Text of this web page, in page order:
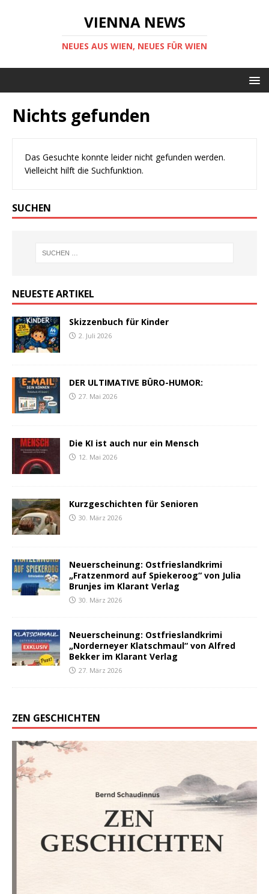
VIENNA NEWS
NEUES AUS WIEN, NEUES FÜR WIEN
Nichts gefunden
Das Gesuchte konnte leider nicht gefunden werden.
Vielleicht hilft die Suchfunktion.
SUCHEN
NEUESTE ARTIKEL
Skizzenbuch für Kinder
2. Juli 2026
DER ULTIMATIVE BÜRO-HUMOR:
27. Mai 2026
Die KI ist auch nur ein Mensch
12. Mai 2026
Kurzgeschichten für Senioren
30. März 2026
Neuerscheinung: Ostfrieslandkrimi
„Fratzenmord auf Spiekeroog“ von Julia
Brunjes im Klarant Verlag
30. März 2026
Neuerscheinung: Ostfrieslandkrimi
„Norderneyer Klatschmaul“ von Alfred
Bekker im Klarant Verlag
27. März 2026
ZEN GESCHICHTEN